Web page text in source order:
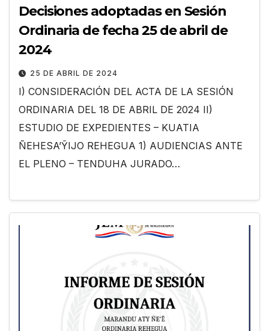
Decisiones adoptadas en Sesión
Ordinaria de fecha 25 de abril de
2024
25 DE ABRIL DE 2024
I) CONSIDERACIÓN DEL ACTA DE LA SESIÓN
ORDINARIA DEL 18 DE ABRIL DE 2024 II)
ESTUDIO DE EXPEDIENTES – KUATIA
ÑEHESA’ỸIJO REHEGUA 1) AUDIENCIAS ANTE
EL PLENO – TENDUHA JURADO…